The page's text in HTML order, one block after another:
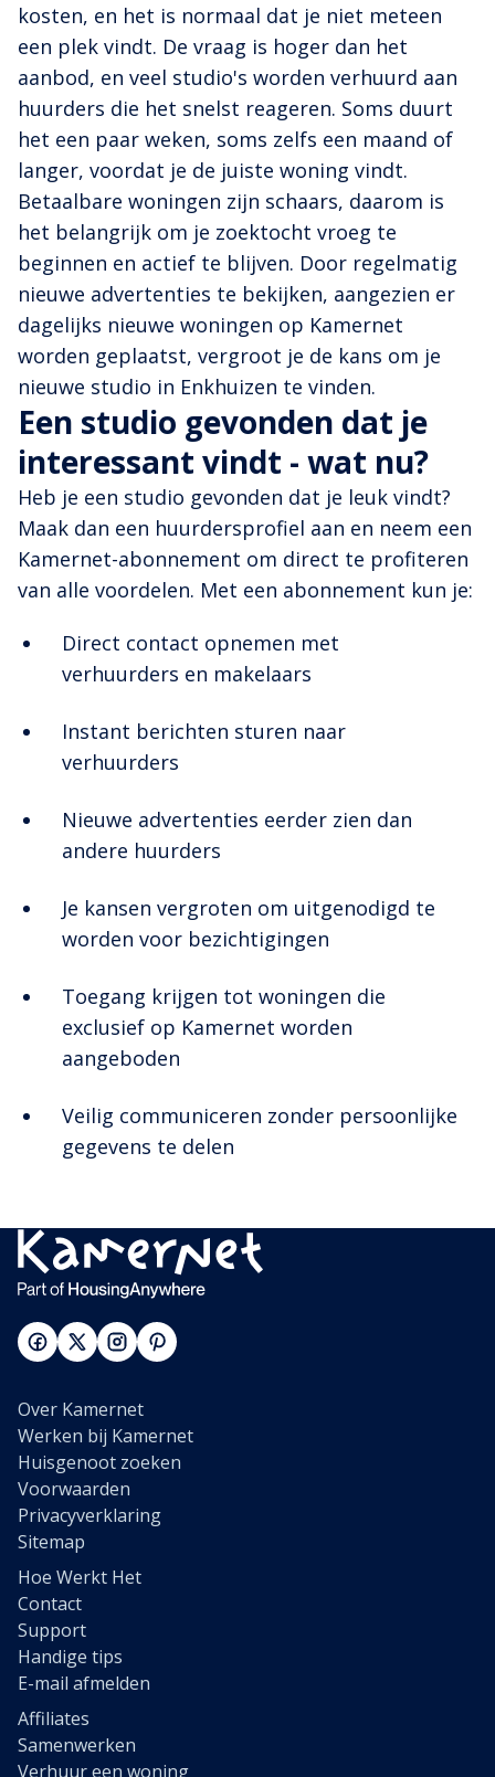
kosten, en het is normaal dat je niet meteen
een plek vindt. De vraag is hoger dan het
aanbod, en veel studio's worden verhuurd aan
huurders die het snelst reageren. Soms duurt
het een paar weken, soms zelfs een maand of
langer, voordat je de juiste woning vindt.
Betaalbare woningen zijn schaars, daarom is
het belangrijk om je zoektocht vroeg te
beginnen en actief te blijven. Door regelmatig
nieuwe advertenties te bekijken, aangezien er
dagelijks nieuwe woningen op Kamernet
worden geplaatst, vergroot je de kans om je
nieuwe studio in Enkhuizen te vinden.
Een studio gevonden dat je
interessant vindt - wat nu?
Heb je een studio gevonden dat je leuk vindt?
Maak dan een huurdersprofiel aan en neem een
Kamernet-abonnement om direct te profiteren
van alle voordelen. Met een abonnement kun je:
Direct contact opnemen met
verhuurders en makelaars
Instant berichten sturen naar
verhuurders
Nieuwe advertenties eerder zien dan
andere huurders
Je kansen vergroten om uitgenodigd te
worden voor bezichtigingen
Toegang krijgen tot woningen die
exclusief op Kamernet worden
aangeboden
Veilig communiceren zonder persoonlijke
gegevens te delen
Over Kamernet
Werken bij Kamernet
Huisgenoot zoeken
Voorwaarden
Privacyverklaring
Sitemap
Hoe Werkt Het
Contact
Support
Handige tips
E-mail afmelden
Affiliates
Samenwerken
Verhuur een woning